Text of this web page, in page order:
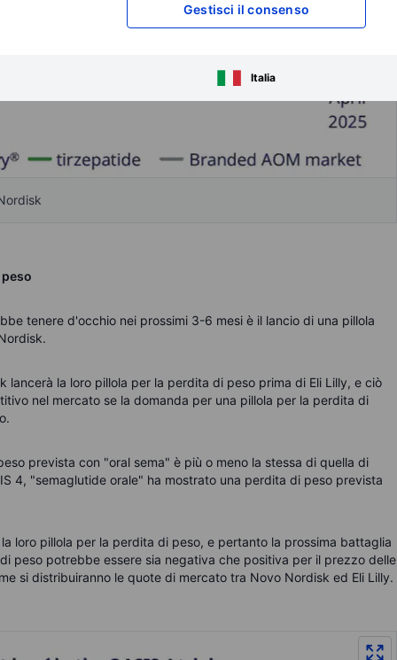
Gestisci il consenso
Italia
tenere d'occhio nei prossimi 3-6 mesi è il lancio di una pillola
lancerà la loro pillola per la perdita di peso prima di Eli Lilly, e ciò
nel mercato se la domanda per una pillola per la perdita di
prevista con "oral sema" è più o meno la stessa di quella di
4, "semaglutide orale" ha mostrato una perdita di peso prevista
loro pillola per la perdita di peso, e pertanto la prossima battaglia
peso potrebbe essere sia negativa che positiva per il prezzo delle
si distribuiranno le quote di mercato tra Novo Nordisk ed Eli Lilly.